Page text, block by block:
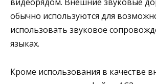
обычно используются для
использовать звуковое
языках.
Кроме использования в качестве